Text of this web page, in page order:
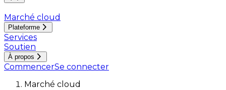
Marché cloud
Plateforme
Services
Soutien
À propos
CommencerSe connecter
Marché cloud